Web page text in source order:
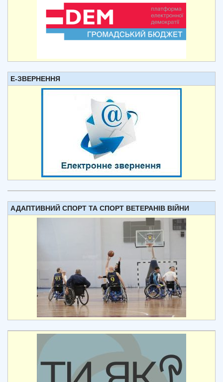
Е-ЗВЕРНЕННЯ
АДАПТИВНИЙ СПОРТ ТА СПОРТ ВЕТЕРАНІВ ВІЙНИ